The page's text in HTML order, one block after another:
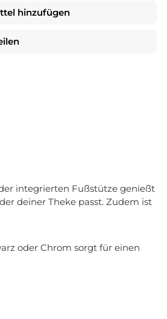
hinzufügen
integrierten Fußstütze genießt
deiner Theke passt. Zudem ist
oder Chrom sorgt für einen